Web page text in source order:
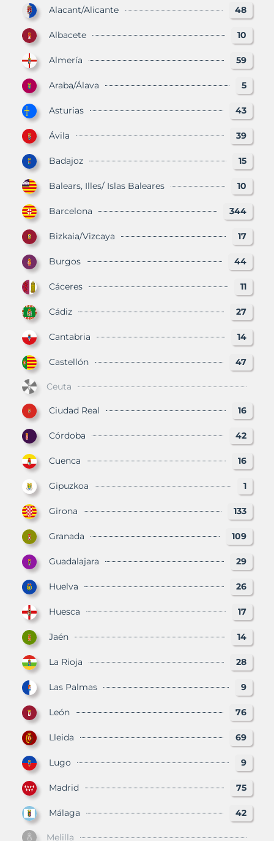
Alacant/Alicante 48
Albacete 10
Almería 59
Araba/Álava 5
Asturias 43
Ávila 39
Badajoz 15
Balears, Illes/ Islas Baleares 10
Barcelona 344
Bizkaia/Vizcaya 17
Burgos 44
Cáceres 11
Cádiz 27
Cantabria 14
Castellón 47
Ceuta
Ciudad Real 16
Córdoba 42
Cuenca 16
Gipuzkoa 1
Girona 133
Granada 109
Guadalajara 29
Huelva 26
Huesca 17
Jaén 14
La Rioja 28
Las Palmas 9
León 76
Lleida 69
Lugo 9
Madrid 75
Málaga 42
Melilla